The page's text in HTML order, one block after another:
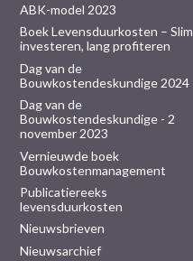
ABK-model 2023
Boek Levensduurkosten – Slim
investeren, lang profiteren
Dag van de
Bouwkostendeskundige 2024
Dag van de
Bouwkostendeskundige - 2
november 2023
Vernieuwde boek
Bouwkostenmanagement
Publicatiereeks
levensduurkosten
Nieuwsbrieven
Nieuwsarchief